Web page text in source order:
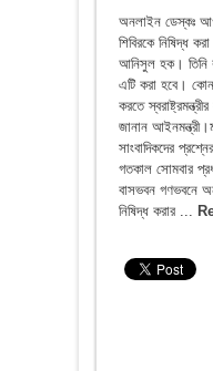
অনলাইন ডেস্কঃ
শিবিরকে নিষিদ্ধ
আনিসুল হক। তিনি
এটি করা হবে। কোন
করতে
জানান
সাংবাদিকদের
গতকাল সোমবার
বাসভবন গণভবনে
নিষিদ্ধ করার ...